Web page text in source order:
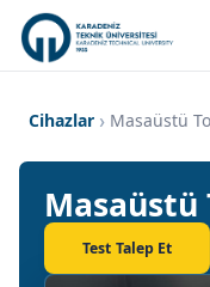
Cihazlar Masaüstü
Masaüstü
Test Talep Et